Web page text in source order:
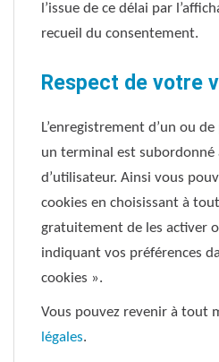
l’issue de ce délai par
recueil du consentement.
Respect de votre
L’enregistrement d’un ou
un terminal est
d’utilisateur. Ainsi vous
cookies en choisissant à
gratuitement de les activer
indiquant vos préférences
cookies ».
Vous pouvez revenir à tout
légales.